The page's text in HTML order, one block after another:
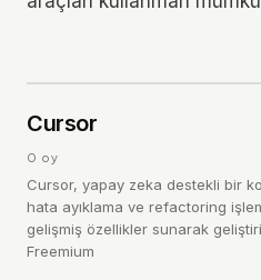
C
Cursor
0 oy
Cursor, yapay zeka destekli bir
hata ayıklama ve refactoring
gelişmiş özellikler sunarak
Freemium